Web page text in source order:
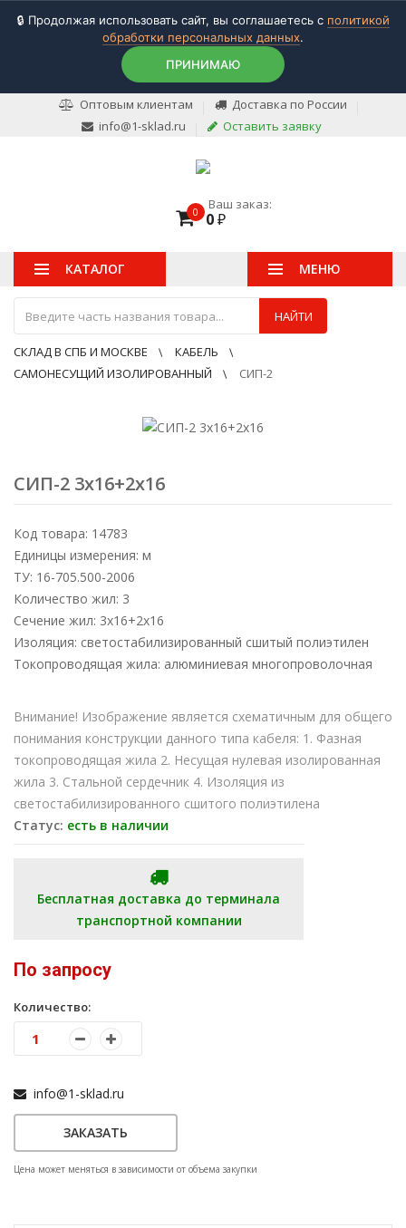
🔒 Продолжая использовать сайт, вы соглашаетесь с политикой
обработки персональных данных.
ПРИНИМАЮ
Оптовым клиентам
Доставка по России
info@1-sklad.ru
Оставить заявку
0 Ваш заказ:
0 ₽
КАТАЛОГ
НАЙТИ
МЕНЮ
СКЛАД В СПБ И МОСКВЕ
КАБЕЛЬ
САМОНЕСУЩИЙ ИЗОЛИРОВАННЫЙ
СИП-2
СИП-2 3х16+2х16
Код товара: 14783
Единицы измерения: м
ТУ: 16-705.500-2006
Количество жил: 3
Сечение жил: 3х16+2х16
Изоляция: светостабилизированный сшитый полиэтилен
Токопроводящая жила: алюминиевая многопроволочная
Внимание! Изображение является схематичным для общего
понимания конструкции данного типа кабеля: 1. Фазная
токопроводящая жила 2. Несущая нулевая изолированная
жила 3. Стальной сердечник 4. Изоляция из
светостабилизированного сшитого полиэтилена
Статус: есть в наличии
Бесплатная доставка до терминала
транспортной компании
По запросу
Количество:
info@1-sklad.ru
ЗАКАЗАТЬ
Цена может меняться в зависимости от объема закупки